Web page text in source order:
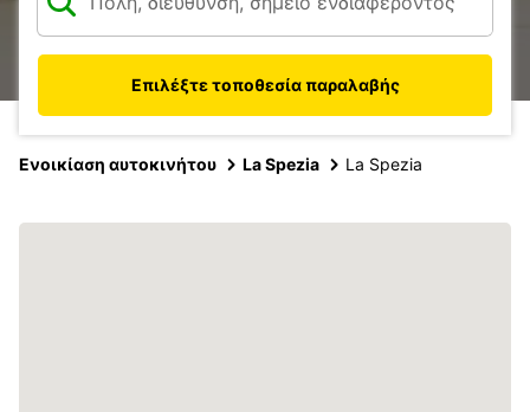
Επιλέξτε τοποθεσία παραλαβής
Ενοικίαση αυτοκινήτου La Spezia La Spezia